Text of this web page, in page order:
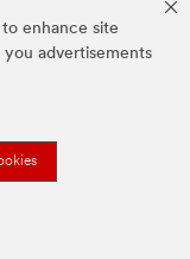
enhance site
you advertisements